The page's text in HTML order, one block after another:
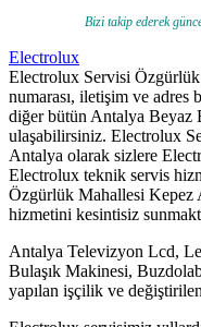
Bizi takip ederek
Electrolux
Electrolux Servisi
numarası, iletişim ve
diğer bütün Antalya Beyaz
ulaşabilirsiniz. Electrolux
Antalya olarak sizlere
Electrolux teknik servis
Özgürlük Mahallesi Kepez
hizmetini kesintisiz
Antalya Televizyon Lcd,
Bulaşık Makinesi,
yapılan işçilik ve